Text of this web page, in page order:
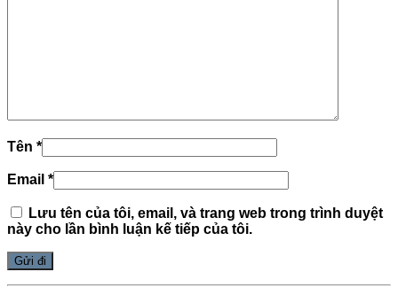
Tên *
Email *
Lưu tên của tôi, email, và trang web trong trình duyệt
này cho lần bình luận kế tiếp của tôi.